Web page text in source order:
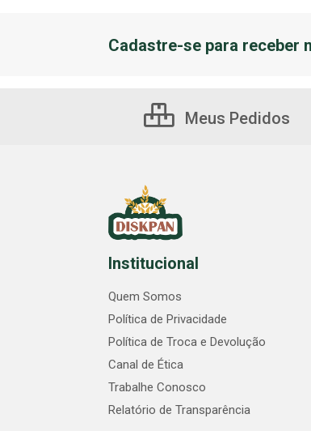
Cadastre-se para receber
Meus Pedidos
Institucional
Quem Somos
Política de Privacidade
Política de Troca e Devolução
Canal de Ética
Trabalhe Conosco
Relatório de Transparência